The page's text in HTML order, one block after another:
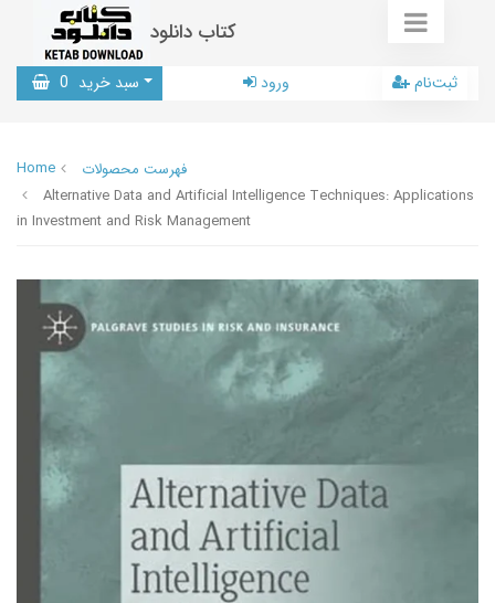
کتاب دانلود
سبد خرید 0 ورود ثبت‌نام
Home
فهرست محصولات
Alternative Data and Artificial Intelligence Techniques: Applications
in Investment and Risk Management